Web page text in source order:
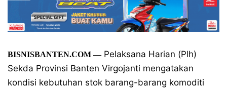
BISNISBANTEN.COM—Pelaksana Harian (Plh)
Sekda Provinsi Banten Virgojanti mengatakan
kondisi kebutuhan stok barang-barang komoditi